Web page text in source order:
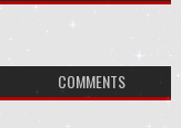
COMMENTS